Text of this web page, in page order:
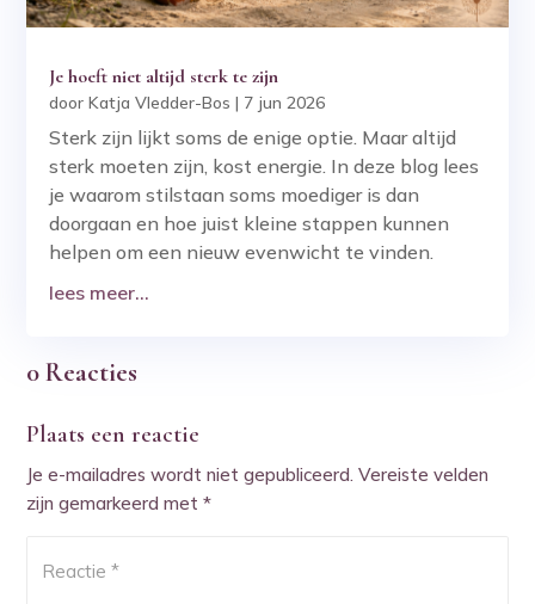
Je hoeft niet altijd sterk te zijn
doorKatja Vledder-Bos | 7 jun 2026
Sterk zijn lijkt soms de enige optie. Maar altijd
sterk moeten zijn, kost energie. In deze blog lees
je waarom stilstaan soms moediger is dan
doorgaan en hoe juist kleine stappen kunnen
helpen om een nieuw evenwicht te vinden.
lees meer...
0 Reacties
Plaats een reactie
Je e-mailadres wordt niet gepubliceerd. Vereiste velden
zijn gemarkeerd met*